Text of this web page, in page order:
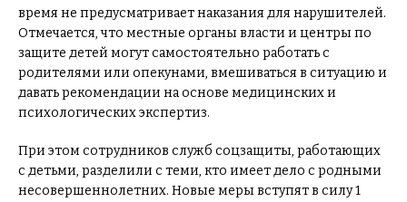
время не предусматривает наказания для нарушителей.
Отмечается, что местные органы власти и центры по
защите детей могут самостоятельно работать с
родителями или опекунами, вмешиваться в ситуацию и
давать рекомендации на основе медицинских и
психологических экспертиз.
При этом сотрудников служб соцзащиты, работающих
с детьми, разделили с теми, кто имеет дело с родными
несовершеннолетних. Новые меры вступят в силу 1